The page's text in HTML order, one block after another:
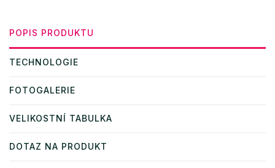
POPIS PRODUKTU
TECHNOLOGIE
FOTOGALERIE
VELIKOSTNÍ TABULKA
DOTAZ NA PRODUKT